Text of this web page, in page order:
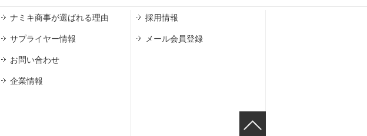
ナミキ商事が選ばれる理由
サプライヤー情報
お問い合わせ
企業情報
採用情報
メール会員登録